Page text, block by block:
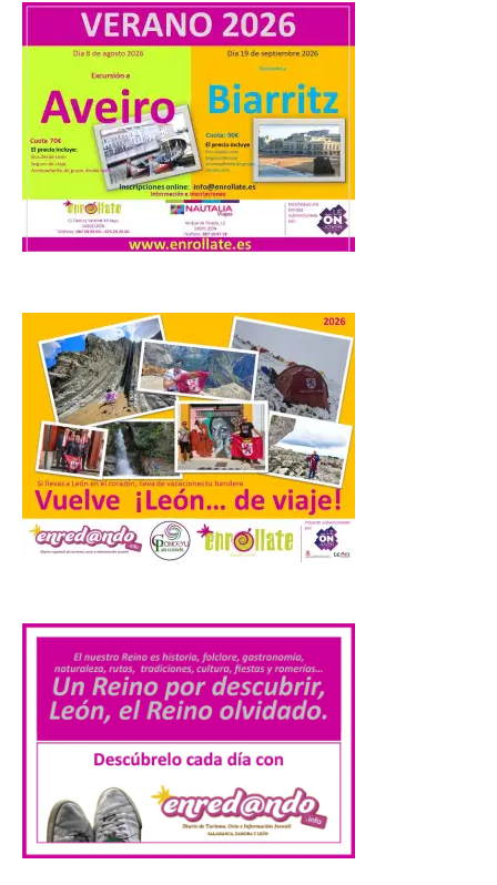
contratación temporal de
jóvenes desempleados
para la realización de
obras y servicios de
interés general y social
con más de 8,7 millones de
euros de inversión
6 Ago 2026
La Consejería de
destina 8,75 millones de
euros al programa JOVEL
2026, cofinanciado por el Fondo Social
Europeo Plus (FSE+), para favorecer la
contratación temporal de 300 jóvenes
desempleados inscritos en el Sistema
Nacional de […]
En la Comarca de Liébana
tienes 6 rincones únicos
para ver el Eclipse de Sol
Miradores naturales,
pueblos con alma y
paisajes de leyenda
convierten la Comarca de
Liébana en uno de los
destinos más bonitos para disfrutar de
eclipse total de sol será visible en la
Península Ibérica durante […]